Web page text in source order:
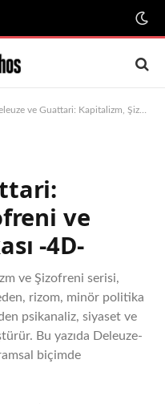
ve Guattari: Kapitalizm, Şizofreni ve Arzunun Politikası -4D-
ve
-4D-
ve Şizofreni serisi,
rizom, minör politika
psikanaliz, siyaset ve
Bu yazıda Deleuze-
biçimde